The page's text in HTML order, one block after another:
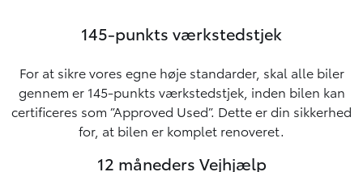
145-punkts værkstedstjek
For at sikre vores egne høje standarder, skal alle biler
gennem er 145-punkts værkstedstjek, inden bilen kan
certificeres som ”Approved Used”. Dette er din sikkerhed
for, at bilen er komplet renoveret.
12 måneders Vejhjælp